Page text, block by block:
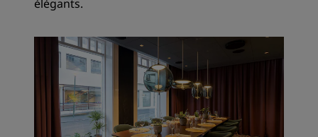
élégants.